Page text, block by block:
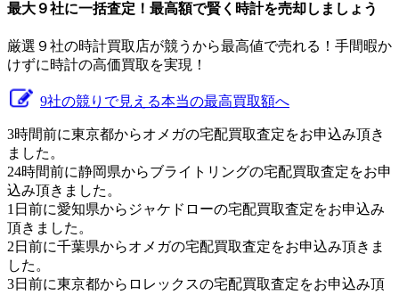
最大９社に一括査定！ 最高額で賢く時計を売却しましょう
厳選９社の時計買取店が競うから最高値で売れる！手間暇か
けずに時計の高価買取を実現！
9社の競りで見える本当の最高買取額へ
3時間前に東京都からオメガの宅配買取査定をお申込み頂き
ました。
24時間前に静岡県からブライトリングの宅配買取査定をお申
込み頂きました。
1日前に愛知県からジャケドローの宅配買取査定をお申込み
頂きました。
2日前に千葉県からオメガの宅配買取査定をお申込み頂きま
した。
3日前に東京都からロレックスの宅配買取査定をお申込み頂